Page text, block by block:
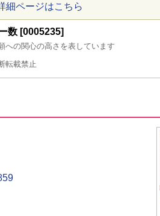
細ページはこちら
数 [0005235]
への関心の高さを表しています
転載禁止